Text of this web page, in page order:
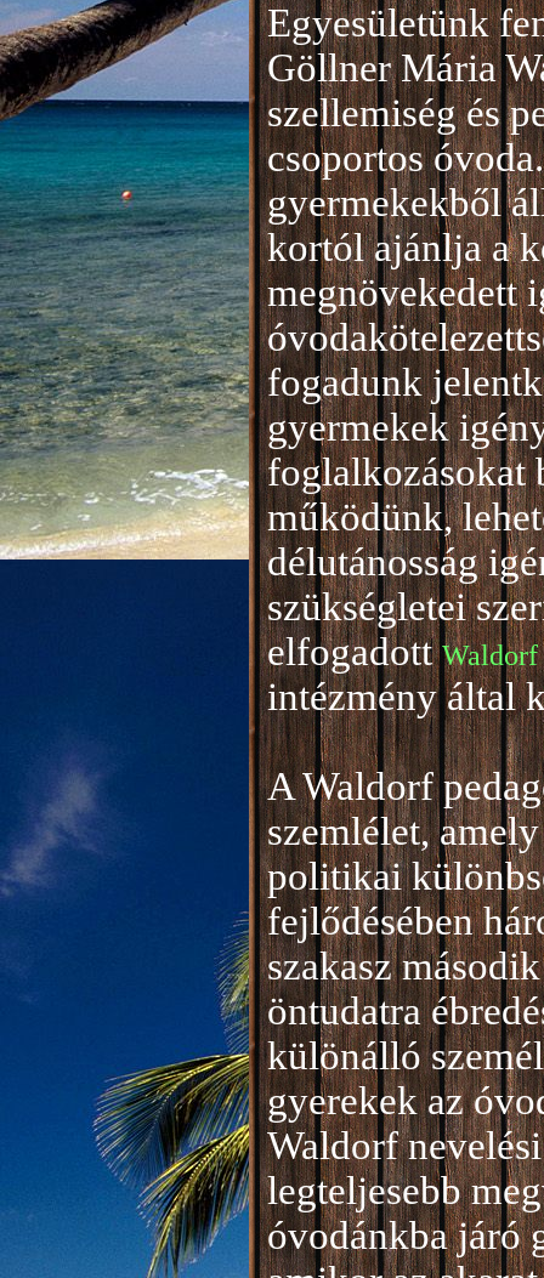
Egyesületünk
Göllner Mária
szellemiség és
csoportos
gyermekekből
kortól ajánlja a
megnövekedett
fogadunk
gyermekek
foglalkozásokat
működünk,
délutánosság
szükségletei
elfogadott Waldorf
intézmény által
A Waldorf
szemlélet,
politikai
fejlődésében
szakasz
öntudatra
különálló
gyerekek az
Waldorf
legteljesebb
óvodánkba járó